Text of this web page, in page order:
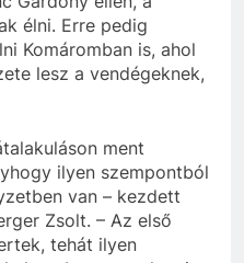
élni. Erre pedig
Komáromban is, ahol
lesz a vendégeknek,
ment
ilyen szempontból
van – kezdett
Zsolt. – Az első
tehát ilyen